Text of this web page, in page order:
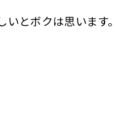
いとボクは思います